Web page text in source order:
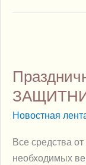
Новостная
Все средства
необходимых
в
ДЕНЬ
ЗАЩИТНИКА